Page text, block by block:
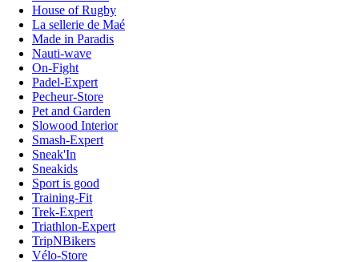
House of Rugby
La sellerie de Maé
Made in Paradis
Nauti-wave
On-Fight
Padel-Expert
Pecheur-Store
Pet and Garden
Slowood Interior
Smash-Expert
Sneak'In
Sneakids
Sport is good
Training-Fit
Trek-Expert
Triathlon-Expert
TripNBikers
Vélo-Store